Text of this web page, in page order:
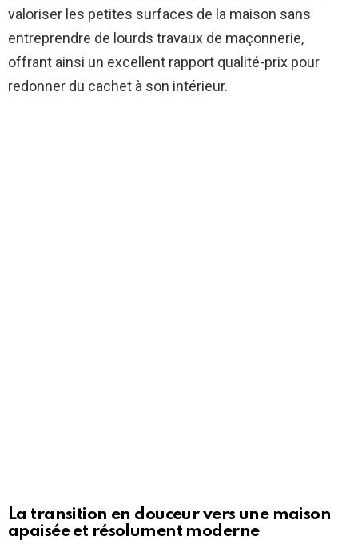
valoriser les petites surfaces de la maison sans
entreprendre de lourds travaux de maçonnerie,
offrant ainsi un excellent rapport qualité-prix pour
redonner du cachet à son intérieur.
La transition en douceur vers une maison
apaisée et résolument moderne